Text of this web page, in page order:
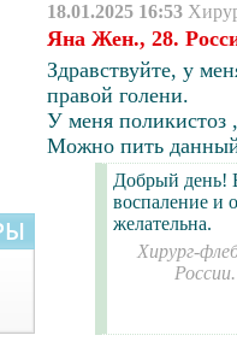
18.01.2025 16:53
Яна Жен., 28.
Здравствуйте, у
правой голени.
У меня поликистоз
Можно пить данный
Добрый день!
воспаление и
желательна.
Хирург-